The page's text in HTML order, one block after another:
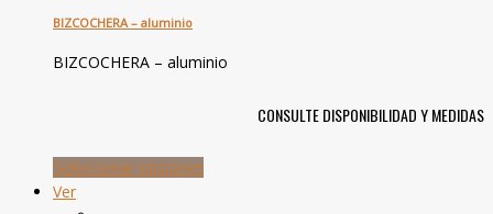
BIZCOCHERA – aluminio
BIZCOCHERA – aluminio
CONSULTE DISPONIBILIDAD Y MEDIDAS
Seleccionar opciones
Ver